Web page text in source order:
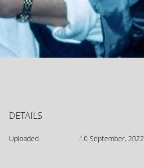
DETAILS
Uploaded 10 September, 2022